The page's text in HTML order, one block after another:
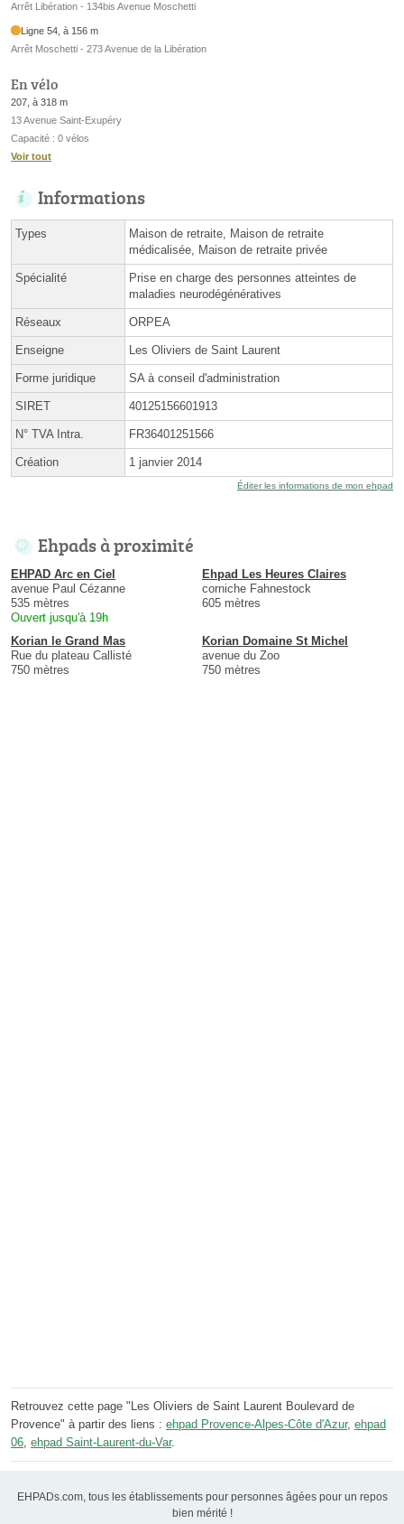
Arrêt Libération - 134bis Avenue Moschetti
Ligne 54, à 156 m
Arrêt Moschetti - 273 Avenue de la Libération
En vélo
207, à 318 m
13 Avenue Saint-Exupéry
Capacité : 0 vélos
Voir tout
Informations
Types
Maison de retraite, Maison de retraite
médicalisée, Maison de retraite privée
Spécialité
Prise en charge des personnes atteintes de
maladies neurodégénératives
Réseaux ORPEA
Enseigne Les Oliviers de Saint Laurent
Forme juridique SA à conseil d'administration
SIRET 40125156601913
N° TVA Intra. FR36401251566
Création 1 janvier 2014
Éditer les informations de mon ehpad
Ehpads à proximité
EHPAD Arc en Ciel
avenue Paul Cézanne
535 mètres
Ouvert jusqu'à 19h
Ehpad Les Heures Claires
corniche Fahnestock
605 mètres
Korian le Grand Mas
Rue du plateau Callisté
750 mètres
Korian Domaine St Michel
avenue du Zoo
750 mètres
Retrouvez cette page "Les Oliviers de Saint Laurent Boulevard de
Provence" à partir des liens : ehpad Provence-Alpes-Côte d'Azur, ehpad
06, ehpad Saint-Laurent-du-Var.
EHPADs.com, tous les établissements pour personnes âgées pour un repos
bien mérité !